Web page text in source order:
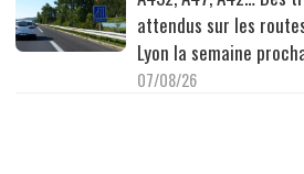
attendus sur les
Lyon la semaine
07/08/26